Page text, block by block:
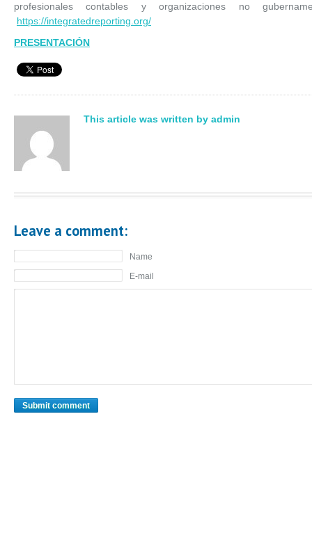
profesionales contables y organizaciones no
https://integratedreporting.org/
PRESENTACIÓN
This article was written by admin
Leave a comment:
Name
E-mail
Submit comment